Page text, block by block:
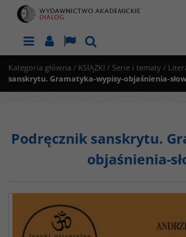
MenuPanelLangSzukaj
Kategoria główna / KSIĄŻKI / Serie i tematy /
sanskrytu. Gramatyka-wypisy-objaśnienia-
Podręcznik sanskrytu.
objaśnienia-